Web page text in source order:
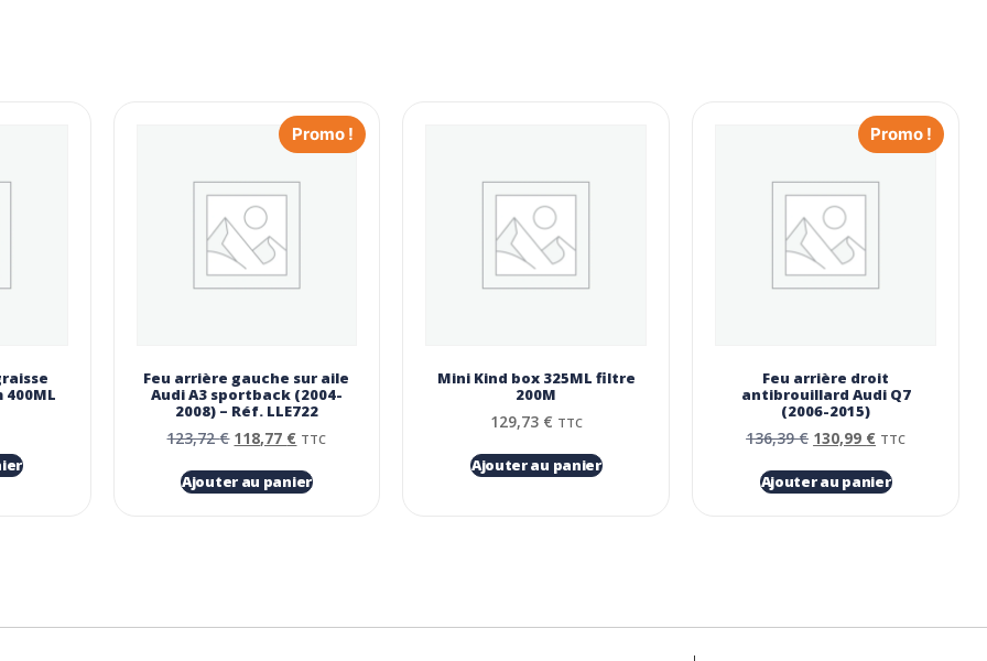
Promo !
Feu arrière gauche sur aile
Audi A3 sportback (2004-
2008) – Réf. LLE722
123,72€ 118,77 € TTC
Ajouter au panier
Mini Kind box 325ML filtre
200Μ
129,73 € TTC
Ajouter au panier
Promo !
Feu arrière droit
antibrouillard Audi Q7
(2006-2015)
136,39€ 130,99 € TTC
Ajouter au panier